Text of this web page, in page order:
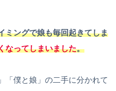
ミングで娘も毎回起きてしま
なってしまいました。
「僕と娘」の二手に分かれて